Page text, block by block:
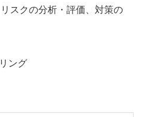
スクの分析・評価、対策の
ング